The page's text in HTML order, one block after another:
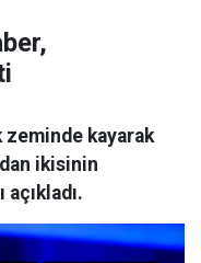
zeminde kayarak
ikisinin
açıkladı.